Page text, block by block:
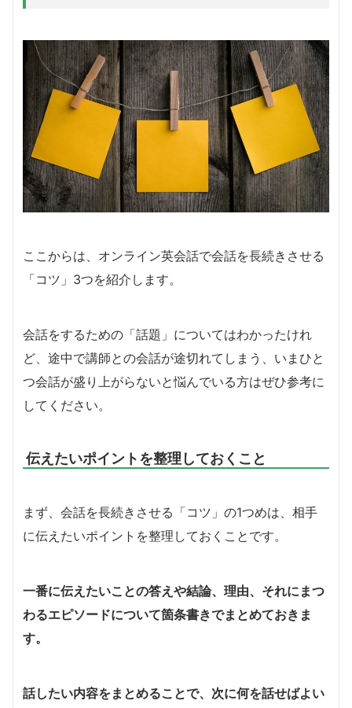
ここからは、オンライン英会話で会話を長続きさせる
「コツ」3つを紹介します。
会話をするための「話題」についてはわかったけれ
ど、途中で講師との会話が途切れてしまう、いまひと
つ会話が盛り上がらないと悩んでいる方はぜひ参考に
してください。
伝えたいポイントを整理しておくこと
まず、会話を長続きさせる「コツ」の1つめは、相手
に伝えたいポイントを整理しておくことです。
一番に伝えたいことの答えや結論、理由、それにまつ
わるエピソードについて箇条書きでまとめておきま
す。
話したい内容をまとめることで、次に何を話せばよい